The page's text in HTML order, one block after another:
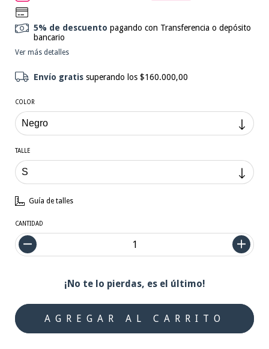
5% de descuento pagando con Transferencia o depósito
bancario
Ver más detalles
Envío gratissuperando los$160.000,00
COLOR
TALLE
Guía de talles
CANTIDAD
¡No te lo pierdas, es el último!